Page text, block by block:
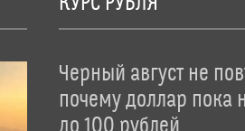
Черный август не
почему доллар пока